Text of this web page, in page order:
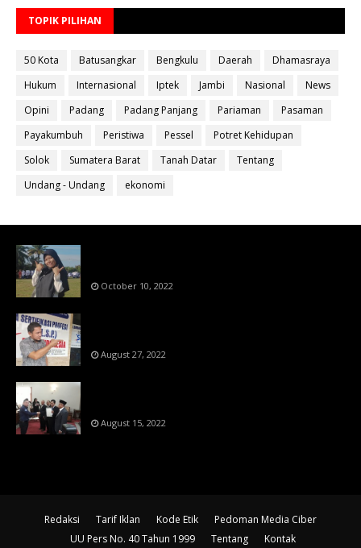
TOPIK PILIHAN
50 Kota Batusangkar Bengkulu Daerah
Dhamasraya
Hukum
Internasional Iptek Jambi Nasional
News
Opini
Padang Padang Panjang Pariaman
Pasaman
Payakumbuh
Peristiwa Pessel
Potret Kehidupan
Solok
Sumatera Barat Tanah Datar
Tentang
Undang - Undang
ekonomi
October 10, 2022
August 27, 2022
August 15, 2022
Redaksi Tarif Iklan Kode Etik
Pedoman Media Ciber
UU Pers No. 40 Tahun 1999
Tentang Kontak